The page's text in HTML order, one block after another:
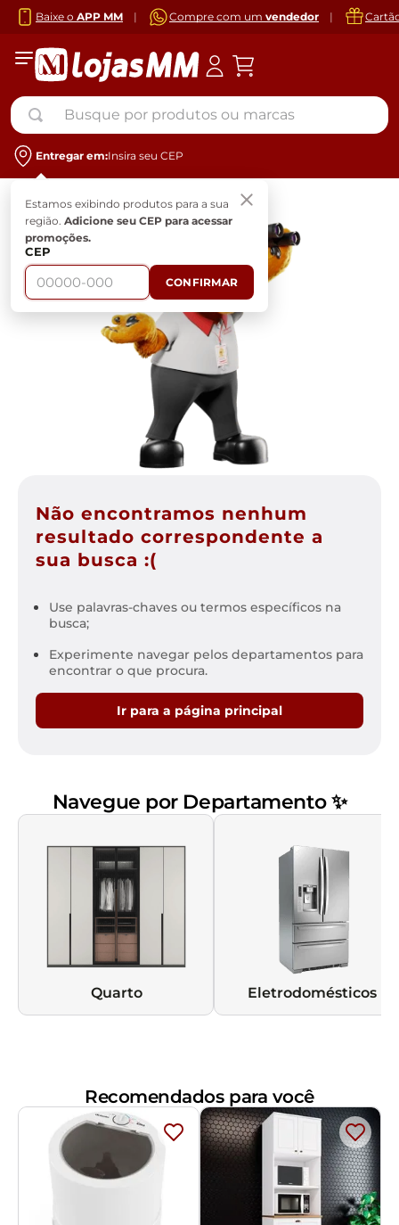
Baixe o APP MM | Compre com um vendedor |
Busque por produtos ou marcas
Entregar em:Insira seu CEP
Estamos exibindo produtos para a sua
região. Adicione seu CEP para acessar
promoções.
CEP
CONFIRMAR
Não encontramos nenhum
resultado correspondente a
sua busca :(
Use palavras-chaves ou termos específicos na
busca;
Experimente navegar pelos departamentos para
encontrar o que procura.
Ir para a página principal
Navegue por Departamento ✨
Quarto Eletrodomésticos
Recomendados para você